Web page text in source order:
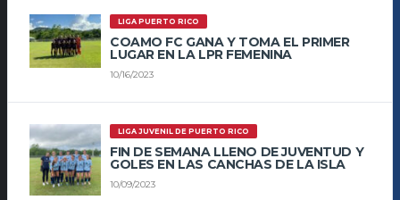
LIGA PUERTO RICO
COAMO FC GANA Y TOMA EL PRIMER
LUGAR EN LA LPR FEMENINA
10/16/2023
LIGA JUVENIL DE PUERTO RICO
FIN DE SEMANA LLENO DE JUVENTUD Y
GOLES EN LAS CANCHAS DE LA ISLA
10/09/2023